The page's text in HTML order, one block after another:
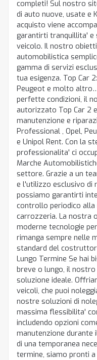
completi! Sul nostro
di auto nuove, usate e
acquisto viene
garantirti tranquillita' e
veicolo. Il nostro
automobilistica
gamma di servizi
tua esigenza. Top Car
Peugeot e molto
perfette condizioni, il
autorizzato Top Car 2
manutenzione e
Professional , Opel,
e Unipol Rent. Con la
professionalita' ci
Marche
settore. Grazie a un
e l'utilizzo esclusivo di
possiamo garantirti
controllo periodico alla
carrozzeria. La nostra
moderne tecnologie
rimanga sempre nelle
standard del
Lungo Termine Se hai
breve o lungo, il
soluzione ideale.
veicoli, che puoi
nostre soluzioni di
massima flessibilita'
includendo opzioni
manutenzione durante
di una temporanea
termine, siamo pronti